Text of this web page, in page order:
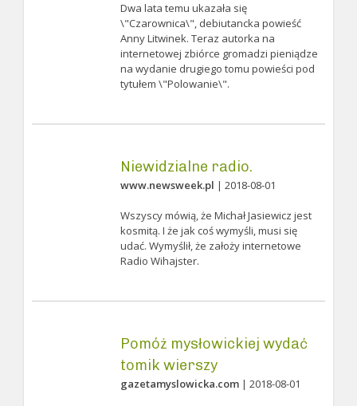
Dwa lata temu ukazała się
\"Czarownica\", debiutancka powieść
Anny Litwinek. Teraz autorka na
internetowej zbiórce gromadzi pieniądze
na wydanie drugiego tomu powieści pod
tytułem \"Polowanie\".
Niewidzialne radio.
www.newsweek.pl | 2018-08-01
Wszyscy mówią, że Michał Jasiewicz jest
kosmitą. I że jak coś wymyśli, musi się
udać. Wymyślił, że założy internetowe
Radio Wihajster.
Pomóż mysłowickiej wydać
tomik wierszy
gazetamyslowicka.com| 2018-08-01